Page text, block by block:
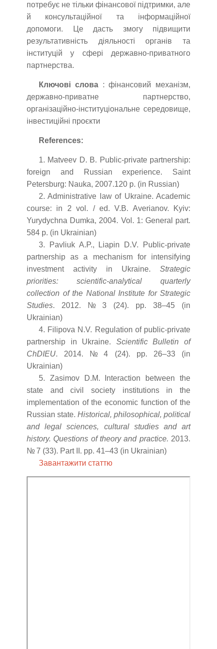
потребує не тільки фінансової підтримки, але
й консультаційної та інформаційної
допомоги. Це дасть змогу підвищити
результативність діяльності органів та
інституцій у сфері державно-приватного
партнерства.
Ключові слова: фінансовий механізм,
державно-приватне партнерство,
організаційно-інституціональне середовище,
інвестиційні проєкти
References:
1. Matveev D. B. Public-private partnership:
foreign and Russian experience. Saint
Petersburg: Nauka, 2007.120 p. (in Russian)
2. Administrative law of Ukraine. Academic
course: in 2 vol. / ed. V.B. Averianov. Kyiv:
Yurydychna Dumka, 2004. Vol. 1: General part.
584 p. (in Ukrainian)
3. Pavliuk A.P., Liapin D.V. Public-private
partnership as a mechanism for intensifying
investment activity in Ukraine. Strategic
priorities: scientific-analytical quarterly
collection of the National Institute for Strategic
Studies. 2012. № 3 (24). pp. 38–45 (in
Ukrainian)
4. Filipova N.V. Regulation of public-private
partnership in Ukraine. Scientific Bulletin of
ChDIEU. 2014. № 4 (24). pp. 26–33 (in
Ukrainian)
5. Zasimov D.M. Interaction between the
state and civil society institutions in the
implementation of the economic function of the
Russian state. Historical, philosophical, political
and legal sciences, cultural studies and art
history. Questions of theory and practice. 2013.
№ 7 (33). Part II. pp. 41–43 (in Ukrainian)
Завантажити статтю